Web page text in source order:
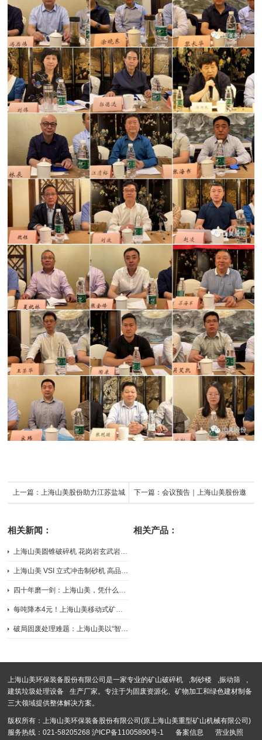
上一篇： 上海山美股份助力江苏盐城 下一篇：会议预告｜上海山美股份邀
处理及资源化利用研讨会
相关新闻：
上海山美圆锥破碎机 花岗岩玄武岩中细碎破碎机
2026-07-31上海山美 VSI 立式冲击制砂机 高品质机制砂整形设备
2026-07-31
四十年磨一剑：上海山美，凭什么成为行业“三好生”
2026-07-20
每吨降本4元！上海山美移动式矿山处理工艺如何助力企业逆势增长
2026-07-20破局固废处理难题：上海山美以“智能分选+精细破碎”重塑行业新标...
相关产品：
上海山美环保装备股份有限公司是一家专业的矿山破碎机 ,制砂楼 ,振动筛
,
建筑垃圾处理设备
生产厂家。专注于为固废资源化、矿物加工和绿色建材制备
三大领域提供整体解决方案。
版权所有：上海山美环保装备股份有限公司(原上海山美重型矿山机械有限公司)
服务热线：021-58205268沪ICP备11005890号-1 备案信息 营业执照